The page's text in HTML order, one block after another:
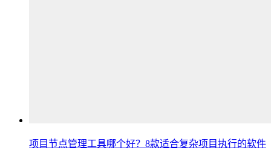
项目节点管理工具哪个好？8款适合复杂项目执行的软件